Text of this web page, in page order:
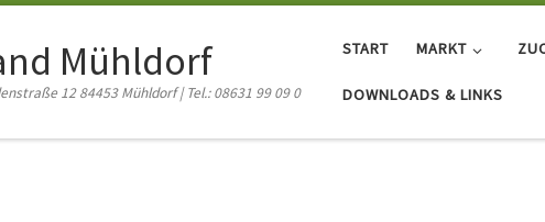
Mühldorf
12 84453 Mühldorf | Tel.: 08631 99 09 0
START MARKT
DOWNLOADS & LINKS